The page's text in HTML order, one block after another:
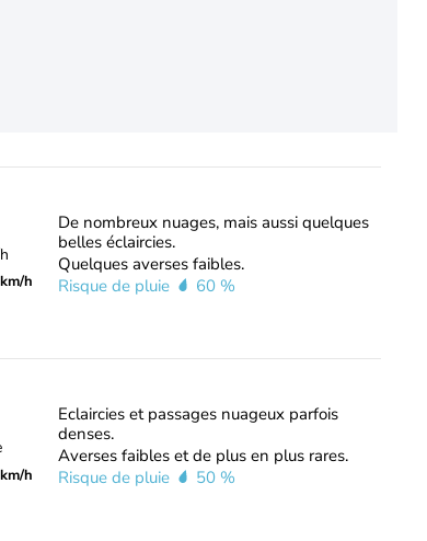
h
De nombreux nuages, mais aussi quelques
belles éclaircies.
Quelques averses faibles.
Risque de pluie
60 %
h
Eclaircies et passages nuageux parfois
denses.
Averses faibles et de plus en plus rares.
Risque de pluie
50 %